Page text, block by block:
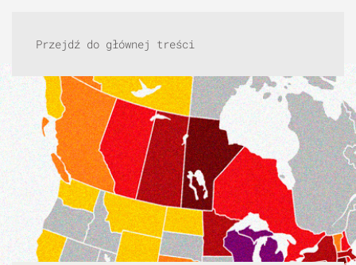
Przejdź do głównej treści